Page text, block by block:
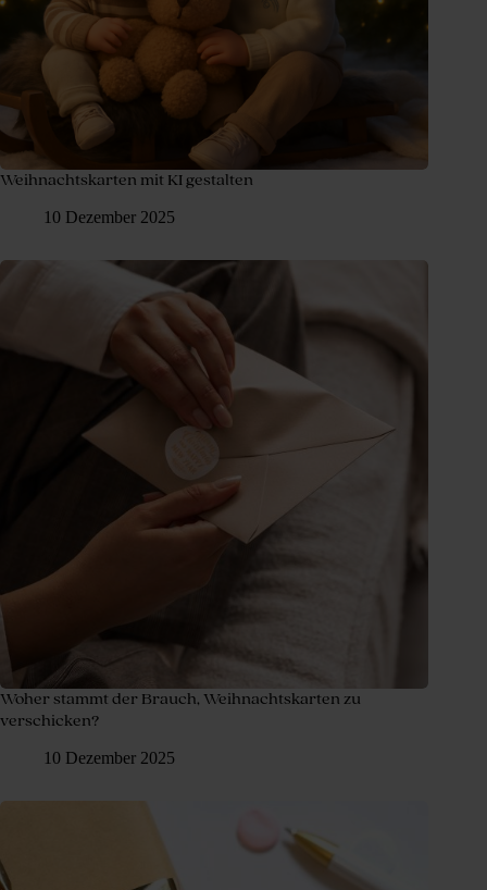
Weihnachtskarten mit KI gestalten
10 Dezember 2025
Woher stammt der Brauch, Weihnachtskarten zu
verschicken?
10 Dezember 2025